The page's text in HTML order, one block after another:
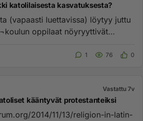
katolilaisesta kasvatuksesta?
(vapaasti luettavissa) löytyy juttu
oppilaat nöyryyttivät
1 76 0
Vastattu 7v
kääntyvät protestanteiksi
2014/11/13/religion-in-latin-